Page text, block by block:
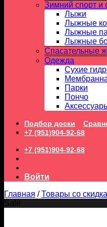
Зимний спорт и
Лыжи
Лыжные
Лыжные
Лыжные
Спасательные
Одежда
Сухие
Парки
Пончо
Подбор доски
+7 (951)904-92-68
+7 (951)904-92-68
Войти
Главная / Товары со
Sale